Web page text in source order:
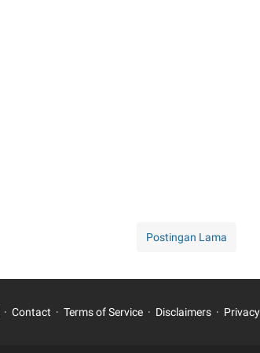
Postingan Lama
Contact Terms of Service Disclaimers